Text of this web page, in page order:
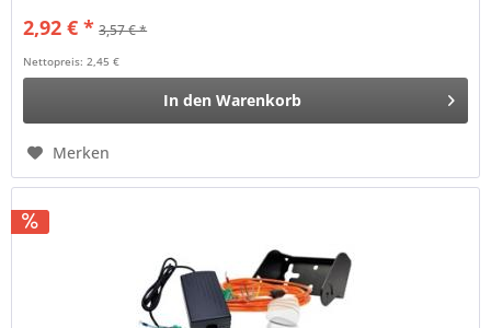
2,92 € * 3,57 € *
Nettopreis: 2,45 €
In den Warenkorb
Merken